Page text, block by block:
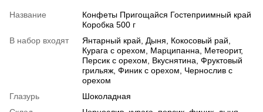
Название
Конфеты Пригощайся Гостеприимный край
Коробка 500 г
В набор входят
Янтарный край, Дыня, Кокосовый рай,
Курага с орехом, Марципанна, Метеорит,
Персик с орехом, Вкуснятина, Фруктовый
грильяж, Финик с орехом, Чернослив с
орехом
Глазурь
Шоколадная